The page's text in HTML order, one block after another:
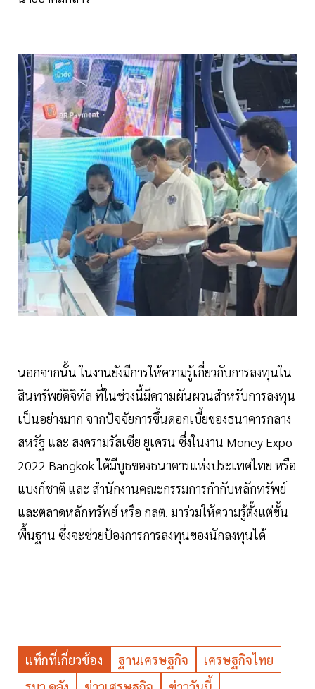
นอกจากนั้น ในงานยังมีการให้ความรู้เกี่ยวกับการลงทุนใน
สินทรัพย์ดิจิทัล ที่ในช่วงนี้มีความผันผวนสำหรับการลงทุน
เป็นอย่างมาก จากปัจจัยการขึ้นดอกเบี้ยของธนาคารกลาง
สหรัฐ และ สงครามรัสเซีย ยูเครน ซึ่งในงาน Money Expo
2022 Bangkok ได้มีบูธของธนาคารแห่งประเทศไทย หรือ
แบงก์ชาติ และ สำนักงานคณะกรรมการกำกับหลักทรัพย์
และตลาดหลักทรัพย์ หรือ กลต. มาร่วมให้ความรู้ตั้งแต่ขั้น
พื้นฐาน ซึ่งจะช่วยป้องการการลงทุนของนักลงทุนได้
แท็กที่เกี่ยวข้อง ฐานเศรษฐกิจ
เศรษฐกิจไทย